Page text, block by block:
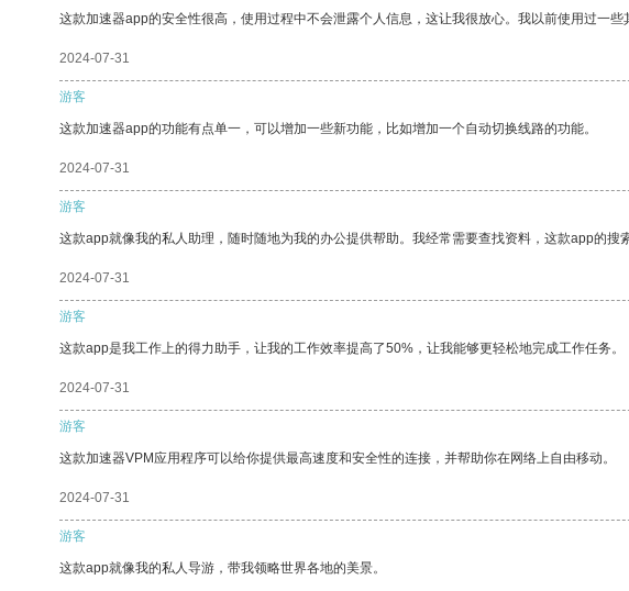
这款加速器app的安全性很高，使用过程中不会泄露个人信息，这让我很放心。我以前使用过一
2024-07-31
游客
这款加速器app的功能有点单一，可以增加一些新功能，比如增加一个自动切换线路的功能。
2024-07-31
游客
这款app就像我的私人助理，随时随地为我的办公提供帮助。我经常需要查找资料，这款app的搜
2024-07-31
游客
这款app是我工作上的得力助手，让我的工作效率提高了50%，让我能够更轻松地完成工作任务。
2024-07-31
游客
这款加速器VPM应用程序可以给你提供最高速度和安全性的连接，并帮助你在网络上自由移动。
2024-07-31
游客
这款app就像我的私人导游，带我领略世界各地的美景。